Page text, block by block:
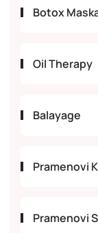
Botox
Oil Therapy
Balayage
Pramenovi
Pramenovi